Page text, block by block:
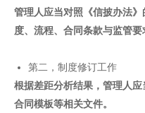
管理人应当对照《信披办法
度、流程、合同条款与监管要
第二，制度修订工作
根据差距分析结果，管理人
合同模板等相关文件。